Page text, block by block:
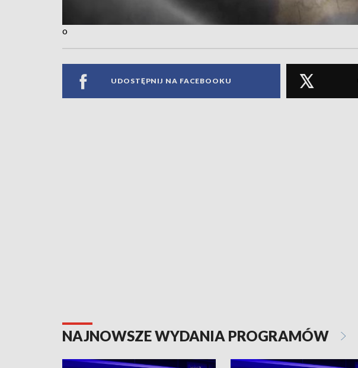
o
UDOSTĘPNIJ NA FACEBOOKU
NAJNOWSZE WYDANIA PROGRAMÓW